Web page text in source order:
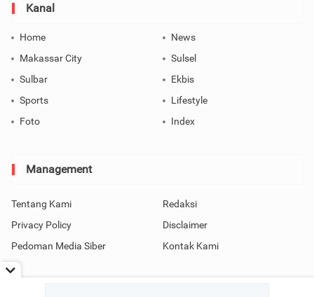
Kanal
Home
News
Makassar City
Sulsel
Sulbar
Ekbis
Sports
Lifestyle
Foto
Index
Management
Tentang Kami
Redaksi
Privacy Policy
Disclaimer
Pedoman Media Siber
Kontak Kami